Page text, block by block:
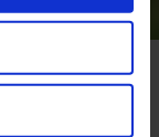
sin